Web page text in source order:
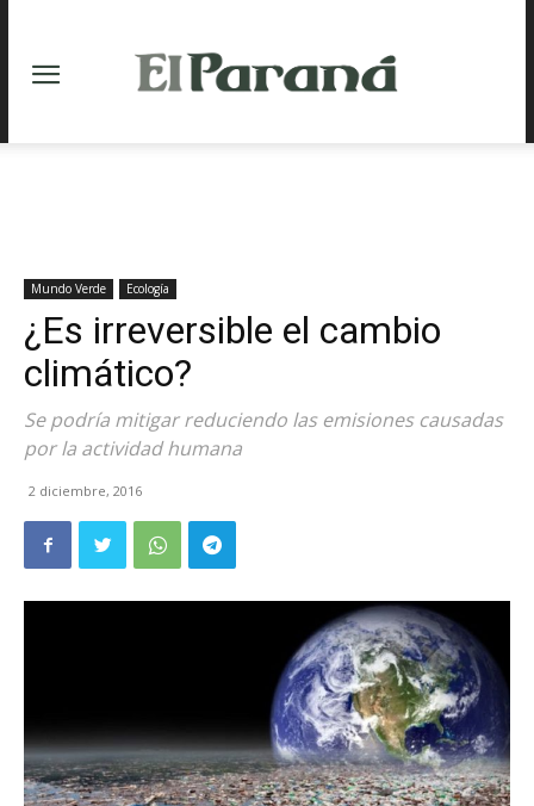
Mundo Verde Ecología
¿Es irreversible el cambio
climático?
Se podría mitigar reduciendo las emisiones causadas
por la actividad humana
2 diciembre, 2016